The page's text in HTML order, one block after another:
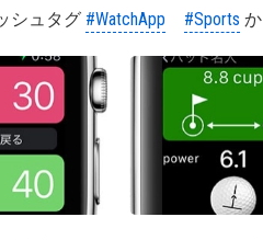
シュタグ #WatchApp #Sports